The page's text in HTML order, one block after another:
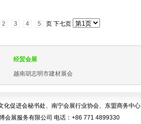
2 3 4 5 页 下七页
经贸会展
越南胡志明市建材展会
化促进会秘书处、南宁会展行业协会、东盟商务中心
会展服务有限公司 电话：+86 771 4899330